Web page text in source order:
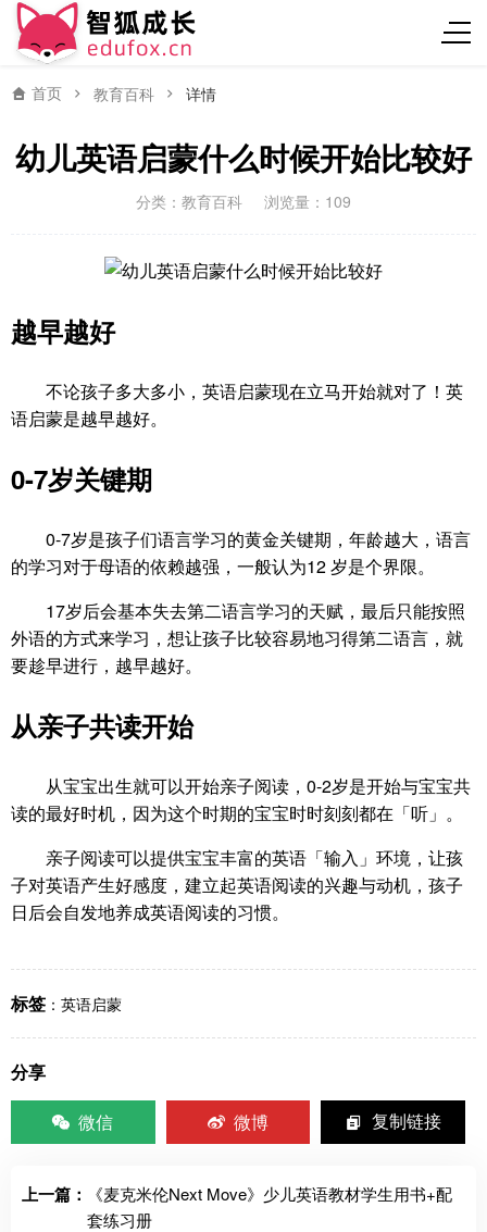
首页 教育百科 详情
幼儿英语启蒙什么时候开始比较好
分类： 教育百科 浏览量：109
越早越好
不论孩子多大多小，英语启蒙现在立马开始就对了！英
语启蒙是越早越好。
0-7岁关键期
0-7岁是孩子们语言学习的黄金关键期，年龄越大，语言
的学习对于母语的依赖越强，一般认为12 岁是个界限。
17岁后会基本失去第二语言学习的天赋，最后只能按照
外语的方式来学习，想让孩子比较容易地习得第二语言，就
要趁早进行，越早越好。
从亲子共读开始
从宝宝出生就可以开始亲子阅读，0-2岁是开始与宝宝共
读的最好时机，因为这个时期的宝宝时时刻刻都在「听」。
亲子阅读可以提供宝宝丰富的英语「输入」环境，让孩
子对英语产生好感度，建立起英语阅读的兴趣与动机，孩子
日后会自发地养成英语阅读的习惯。
标签 ： 英语启蒙
分享
微信
微博 复制链接
上一篇：
《麦克米伦Next Move》少儿英语教材学生用书+配
套练习册